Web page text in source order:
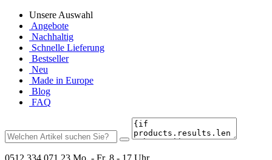
Unsere Auswahl
Angebote
Nachhaltig
Schnelle Lieferung
Bestseller
Neu
Made in Europe
Blog
FAQ
0512 334 071 23 Mo. - Fr. 8 - 17 Uhr